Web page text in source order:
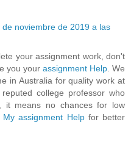
de noviembre de 2019 a las
your assignment work, don't
you your assignment Help. We
in Australia for quality work at
college professor who
it means no chances for low
My assignment Helpfor better